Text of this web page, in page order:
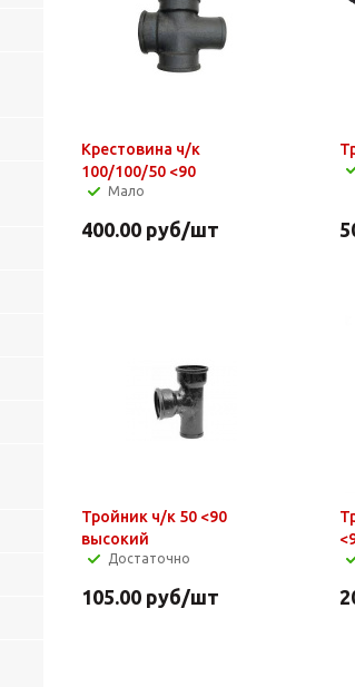
Крестовина ч/к
100/100/50 <90
Мало
400.00 руб/шт
Тройник ч/к 50 <90
высокий
Достаточно
105.00 руб/шт